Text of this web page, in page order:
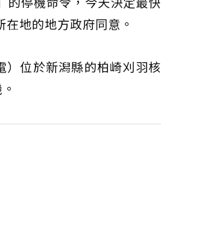
地的地方政府同意。
）位於新潟縣的柏崎刈羽核